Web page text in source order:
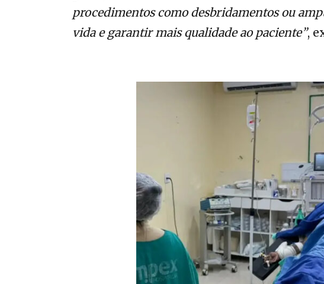
procedimentos como desbridamentos ou
vida e garantir mais qualidade ao paciente”,